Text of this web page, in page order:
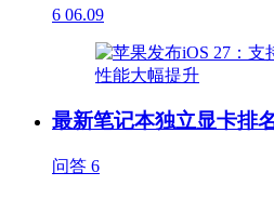
6 06.09
最新笔记本独立显卡排
问答 6